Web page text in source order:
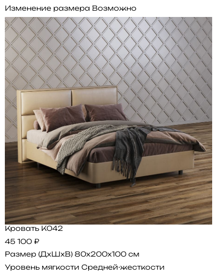
Изменение размера Возможно
Кровать K042
45 100 ₽
Размер (ДхШхВ) 80x200x100 см
Уровень мягкости Средней-жесткости